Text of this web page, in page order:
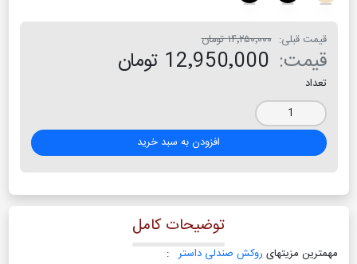
قیمت قبلی: ۱۴٬۲۵۰٬۰۰۰ تومان
قیمت: 12٬950٬000 تومان
تعداد
افزودن به سبد خرید
توضیحات کامل
مهمترین مزیتهای روکش صندلی داستر :